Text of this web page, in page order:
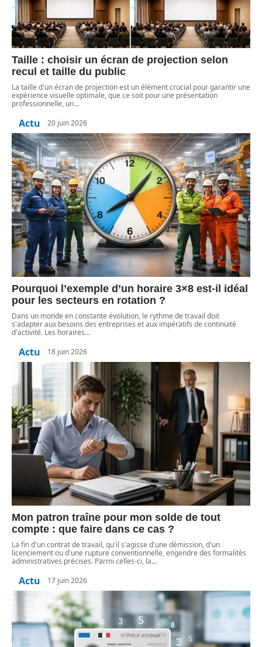
Taille : choisir un écran de projection selon
recul et taille du public
La taille d'un écran de projection est un élément crucial pour garantir une
expérience visuelle optimale, que ce soit pour une présentation
professionnelle, un…
Actu 20 juin 2026
Pourquoi l’exemple d’un horaire 3×8 est-il idéal
pour les secteurs en rotation ?
Dans un monde en constante évolution, le rythme de travail doit
s'adapter aux besoins des entreprises et aux impératifs de continuité
d'activité. Les horaires…
Actu 18 juin 2026
Mon patron traîne pour mon solde de tout
compte : que faire dans ce cas ?
La fin d'un contrat de travail, qu'il s'agisse d'une démission, d'un
licenciement ou d'une rupture conventionnelle, engendre des formalités
administratives précises. Parmi celles-ci, la…
Actu 17 juin 2026